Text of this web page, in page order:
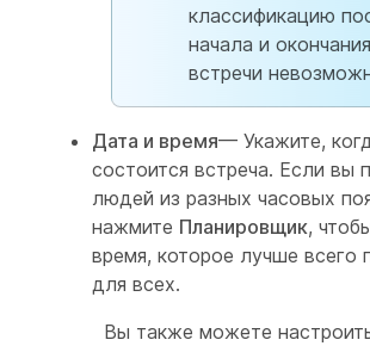
классификацию
начала и окончания
встречи
Дата и время— Укажите,
состоится встреча. Если вы
людей из разных часовых
нажмите Планировщик,
время, которое лучше всего
для всех.
Вы также можете